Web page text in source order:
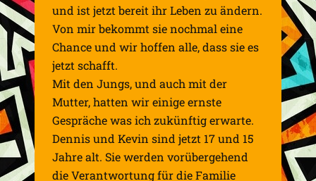
und ist jetzt bereit ihr Leben zu ändern.
Von mir bekommt sie nochmal eine
Chance und wir hoffen alle, dass sie es
jetzt schafft.
Mit den Jungs, und auch mit der
Mutter, hatten wir einige ernste
Gespräche was ich zukünftig erwarte.
Dennis und Kevin sind jetzt 17 und 15
Jahre alt. Sie werden vorübergehend
die Verantwortung für die Familie